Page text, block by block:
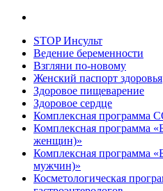
STOP Инсульт
Ведение беременности
Взгляни по-новому
Женский паспорт здоровья
Здоровое пищеварение
Здоровое сердце
Комплексная программа
Комплексная программа
женщин)»
Комплексная программа
мужчин)»
Косметологическая